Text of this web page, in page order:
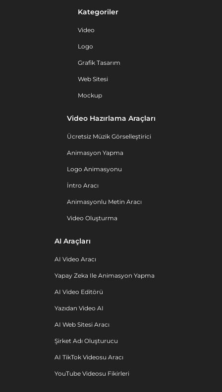
Kategoriler
Video
Logo
Grafik Tasarım
Web Sitesi
Mockup
Video Hazırlama Araçları
Ücretsiz Müzik Görselleştirici
Animasyon Yapma
Logo Animasyonu
İntro Aracı
Animasyonlu Metin Aracı
Video Oluşturma
AI Araçları
AI Video Aracı
Yapay Zeka Ile Animasyon Yapma
AI Video Editörü
Yazıdan Video AI
AI Web Sitesi Aracı
Şirket Adı Oluşturucu
AI TikTok Videosu Aracı
YouTube Videosu Fikirleri